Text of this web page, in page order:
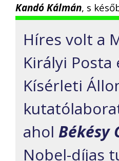
Kandó Kálmán, s
Híres volt a
Királyi Posta
Kísérleti
ahol Békésy
Nobel-díjas